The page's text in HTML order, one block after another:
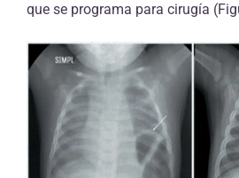
que se programa para cirugía